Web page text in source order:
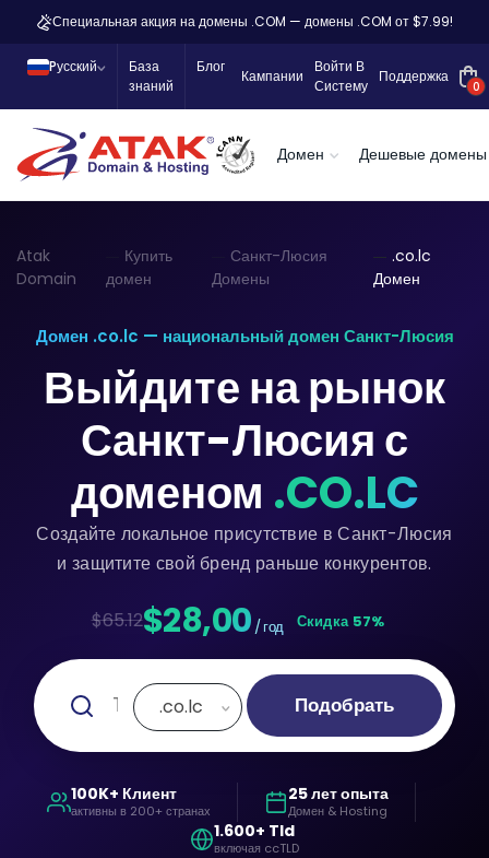
Специальная акция на домены .COM — домены .COM от $7.99!
Pусский
База
знаний
Блог
Кампании
Войти В
Систему
Поддержка
0
Домен Дешевые домены
Atak
Domain
Купить
домен
Санкт-Люсия
Домены
.co.lc
Домен
Домен .co.lc — национальный домен Санкт-Люсия
Выйдите на рынок
Санкт-Люсия с
доменом .CO.LC
Создайте локальное присутствие в Санкт-Люсия
и защитите свой бренд раньше конкурентов.
$65.12$28,00 / год Скидка 57%
.co.lc Подобрать
100K+ Клиент
активны в 200+ странах
25 лет опыта
Домен & Hosting
1.600+ Tld
включая ccTLD